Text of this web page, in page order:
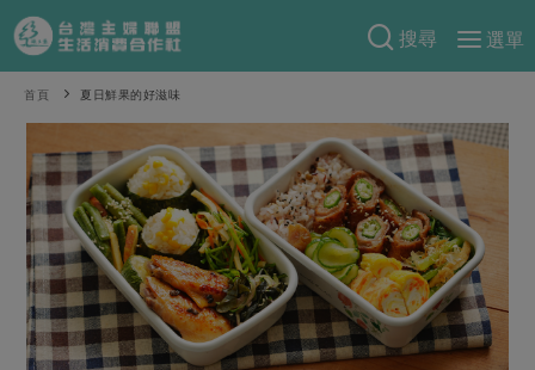
搜尋
選單
產品分類
一籃菜 當令水果
芽苗類 蕈菇類
辛香料類
奶蛋豆・五穀
食材
米食
麵食
肉食
特別企畫
預購活動
把最好的台灣味帶回家！
防災用品預購圓滿結束
綠主張
觀點文章
關於合作社
首頁 夏日鮮果的好滋味